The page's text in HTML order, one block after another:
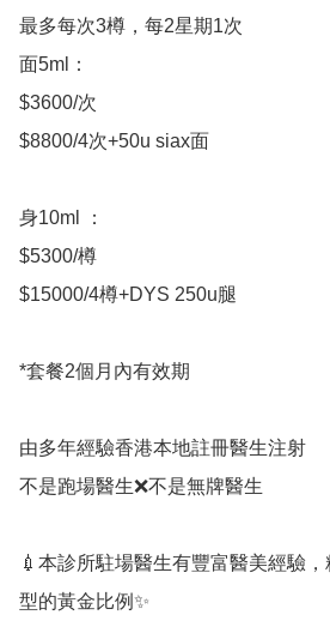
最多每次3樽，每2星期1次
面5ml：
$3600/次
$8800/4次+50u siax面
身10ml ：
$5300/樽
$15000/4樽+DYS 250u腿
*套餐2個月內有效期
由多年經驗香港本地註冊醫生注射
不是跑場醫生❌不是無牌醫生
💉本診所駐場醫生有豐富醫美經驗
型的黃金比例✨